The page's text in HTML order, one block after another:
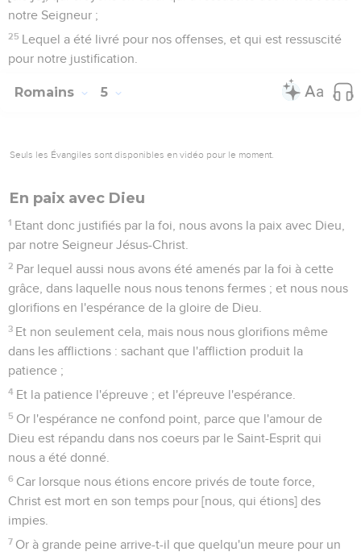
notre Seigneur ;
25 Lequel a été livré pour nos offenses, et qui est ressuscité
pour notre justification.
Romains 5
Seuls les Évangiles sont disponibles en vidéo pour le moment.
En paix avec Dieu
1 Etant donc justifiés par la foi, nous avons la paix avec Dieu,
par notre Seigneur Jésus-Christ.
2 Par lequel aussi nous avons été amenés par la foi à cette
grâce, dans laquelle nous nous tenons fermes ; et nous nous
glorifions en l'espérance de la gloire de Dieu.
3 Et non seulement cela, mais nous nous glorifions même
dans les afflictions : sachant que l'affliction produit la
patience ;
4 Et la patience l'épreuve ; et l'épreuve l'espérance.
5 Or l'espérance ne confond point, parce que l'amour de
Dieu est répandu dans nos coeurs par le Saint-Esprit qui
nous a été donné.
6 Car lorsque nous étions encore privés de toute force,
Christ est mort en son temps pour [nous, qui étions] des
impies.
7 Or à grande peine arrive-t-il que quelqu'un meure pour un